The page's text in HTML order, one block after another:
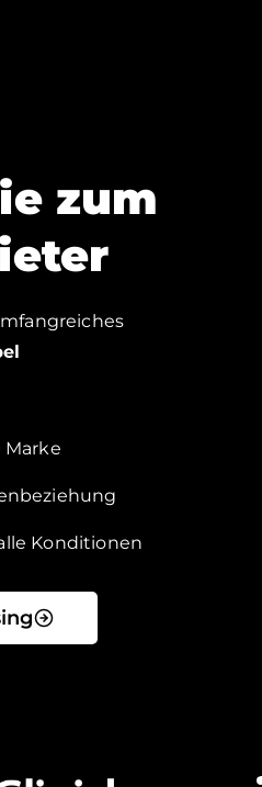
zum
Marke
Konditionen